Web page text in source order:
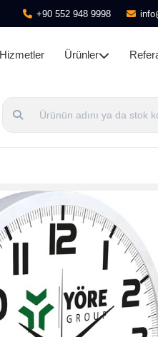
+90 552 948 9998
Hizmetler Ürünler